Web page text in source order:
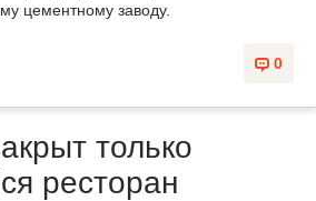
цементному заводу.
0
только
ресторан